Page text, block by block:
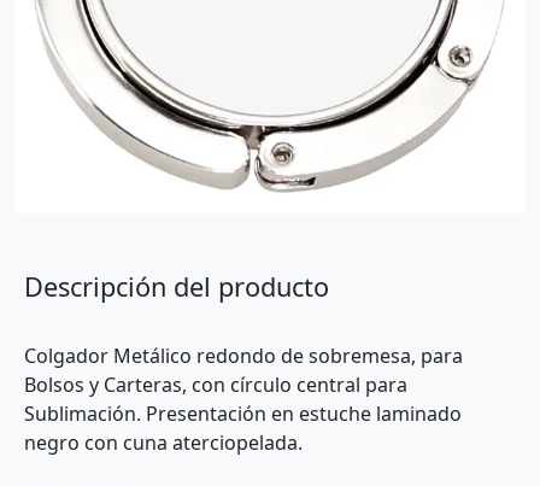
Descripción del producto
Colgador Metálico redondo de sobremesa, para
Bolsos y Carteras, con círculo central para
Sublimación. Presentación en estuche laminado
negro con cuna aterciopelada.